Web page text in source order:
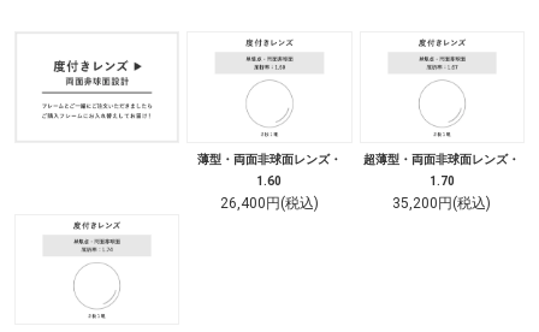
薄型・両面非球面レンズ・
1.60
26,400円(税込)
超薄型・両面非球面レンズ・
1.70
35,200円(税込)